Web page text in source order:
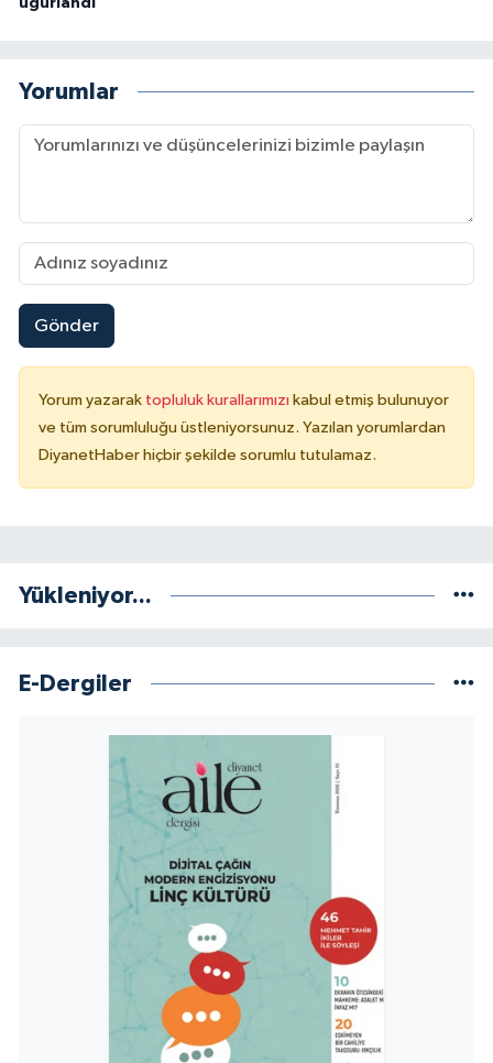
uğurlandı
Yorumlar
Gönder
Yorum yazarak topluluk kurallarımızı kabul etmiş bulunuyor
ve tüm sorumluluğu üstleniyorsunuz. Yazılan yorumlardan
DiyanetHaber hiçbir şekilde sorumlu tutulamaz.
Yükleniyor...
E-Dergiler
Kars Müftülüğü
Kastamonu Müftülüğü
Kilis Müftülüğü
Kırıkkale Müftülüğü
Kırklareli Müftülüğü
Kırşehir Müftülüğü
Kütahya Müftülüğü
Mardin Müftülüğü
Mersin Müftülüğü
Muğla Müftülüğü
Muş Müftülüğü
Nevşehir Müftülüğü
Niğde Müftülüğü